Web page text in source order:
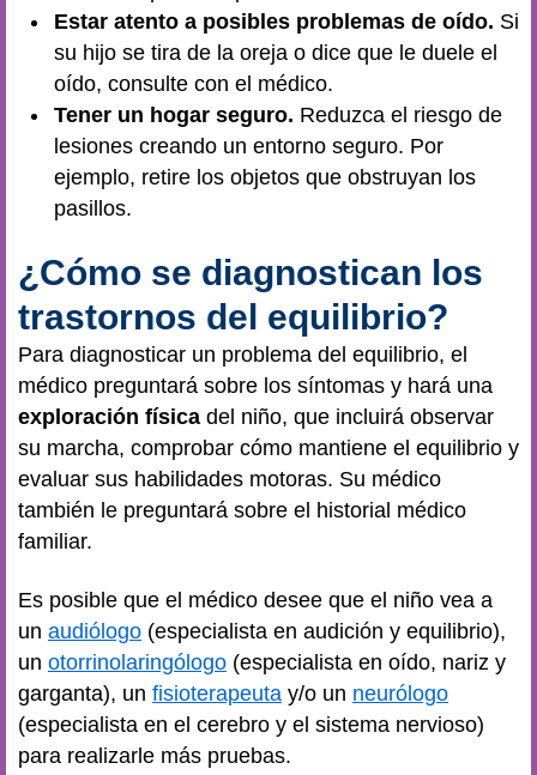
Estar atento a posibles problemas de oído. Si
su hijo se tira de la oreja o dice que le duele el
oído, consulte con el médico.
Tener un hogar seguro. Reduzca el riesgo de
lesiones creando un entorno seguro. Por
ejemplo, retire los objetos que obstruyan los
pasillos.
¿Cómo se diagnostican los
trastornos del equilibrio?
Para diagnosticar un problema del equilibrio, el
médico preguntará sobre los síntomas y hará una
exploración física del niño, que incluirá observar
su marcha, comprobar cómo mantiene el equilibrio y
evaluar sus habilidades motoras. Su médico
también le preguntará sobre el historial médico
familiar.
Es posible que el médico desee que el niño vea a
un audiólogo (especialista en audición y equilibrio),
un otorrinolaringólogo (especialista en oído, nariz y
garganta), un fisioterapeuta y/o un neurólogo
(especialista en el cerebro y el sistema nervioso)
para realizarle más pruebas.